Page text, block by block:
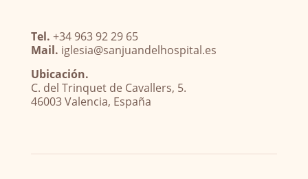
Tel. +34 963 92 29 65
Mail. iglesia@sanjuandelhospital.es
Ubicación.
C. del Trinquet de Cavallers, 5.
46003 Valencia, España